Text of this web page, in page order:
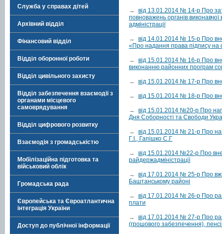
Служба у справах дітей
Архівний відділ
Фінансовий відділ
Відділ оборонної роботи
Відділ цивільного захисту
Відділ забезпечення взаємодії з
органами місцевого
самоврядування
Відділ цифрового розвитку
Взаємодія з громадськістю
Мобілізаційна підготовка та
військовий облік
Громадська рада
Європейська та Євроатлантична
інтеграція України
Доступ до публічної інформації
→
від 13.01.2014 № 14-р Про
повноважень органів
адміністрації
→
від 14.01.2014 № 15-р Про
«Про надання права підпису на
→
від 15.01.2014 № 16-р Про
виконанню районних програм
→ від 15.01.2014 № 17-р Про
→ від 15.01.2014 № 18-р Про
→
від 15.01.2014 №20-р Про
Дня Соборності та Свободи
→
від 15.01.2014 № 21-р Про
Г.І., Гапішко С.Г
→
від 15.01.2014 №22-р Про
райдержадміністрації
→
від 17.01.2014 № 25-р Про
Баштанському районі
→
від 17.01.2014 № 26-р Про
плати
→
від 17.01.2014 № 27-р Про
(грошового забезпечення),